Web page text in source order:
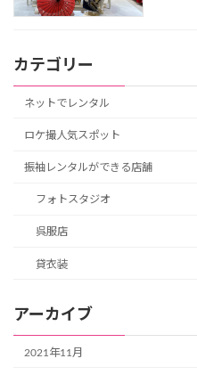
カテゴリー
ネットでレンタル
ロケ撮人気スポット
振袖レンタルができる店舗
フォトスタジオ
呉服店
貸衣装
アーカイブ
2021年11月